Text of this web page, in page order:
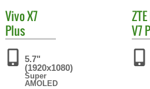
VivoX7
Plus
5.7"
(1920x1080)
Super
AMOLED
ZTE
V7